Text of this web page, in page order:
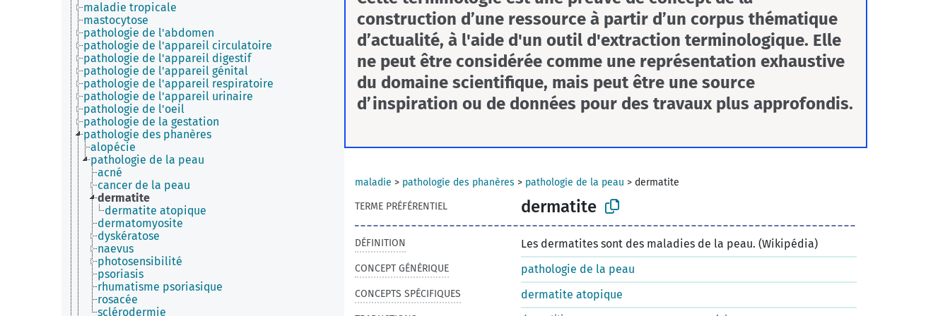
maladie tropicale
mastocytose
pathologie de l'abdomen
pathologie de l'appareil circulatoire
pathologie de l'appareil digestif
pathologie de l'appareil génital
pathologie de l'appareil respiratoire
pathologie de l'appareil urinaire
pathologie de l'oeil
pathologie de la gestation
pathologie des phanères
alopécie
pathologie de la peau
acné
cancer de la peau
dermatite
dermatite atopique
dermatomyosite
dyskératose
naevus
photosensibilité
psoriasis
rhumatisme psoriasique
rosacée
sclérodermie
construction d’une ressource à partir d’un corpus thématique
d’actualité, à l'aide d'un outil d'extraction terminologique. Elle
ne peut être considérée comme une représentation exhaustive
du domaine scientifique, mais peut être une source
d’inspiration ou de données pour des travaux plus approfondis.
maladie > pathologie des phanères > pathologie de la peau > dermatite
TERME PRÉFÉRENTIEL
dermatite
DÉFINITION Les dermatites sont des maladies de la peau. (Wikipédia)
CONCEPT GÉNÉRIQUE pathologie de la peau
CONCEPTS SPÉCIFIQUES dermatite atopique